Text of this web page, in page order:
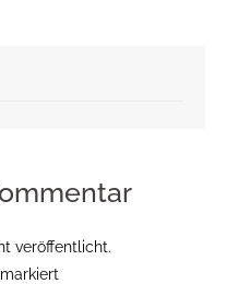
veröffentlicht.
markiert